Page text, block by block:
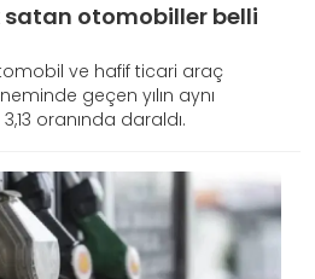
satan otomobiller belli
ve hafif ticari araç
geçen yılın aynı
oranında daraldı.